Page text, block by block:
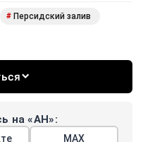
# Персидский залив
на «АН»:
МАХ